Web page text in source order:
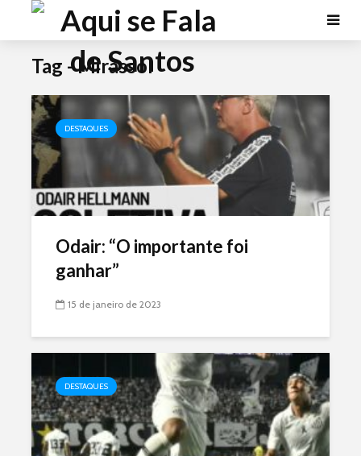
Tag - Mirassol
DESTAQUES
Odair: “O importante foi
ganhar”
15 de janeiro de 2023
DESTAQUES